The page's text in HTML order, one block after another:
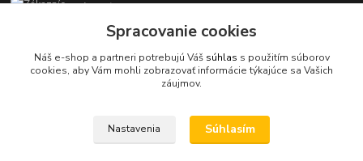
Zákaznícka podpora KaravanPoint
+421902309993
(Po-Pia, 9-18 hod.)
info@karavanpoint.sk
Spracovanie cookies
Náš e-shop a partneri potrebujú Váš súhlas s použitím súborov
cookies, aby Vám mohli zobrazovať informácie týkajúce sa Vašich
záujmov.
Nastavenia Súhlasím